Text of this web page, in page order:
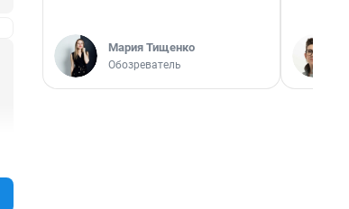
Мария Тищенко
Обозреватель